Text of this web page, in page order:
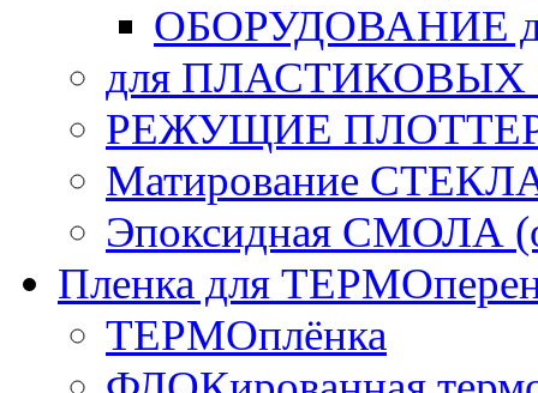
ОБОРУДОВАНИЕ
для ПЛАСТИКОВЫХ
РЕЖУЩИЕ
Матирование
Эпоксидная СМОЛА
Пленка для
ТЕРМОплёнка